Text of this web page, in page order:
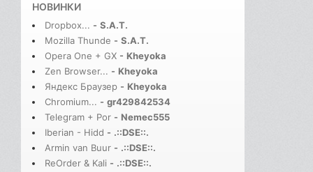
НОВИНКИ
Dropbox... - S.A.T.
Mozilla Thunde - S.A.T.
Opera One + GX - Kheyoka
Zen Browser... - Kheyoka
Яндекс Браузер - Kheyoka
Chromium... - gr429842534
Telegram + Por - Nemec555
Iberian - Hidd - .::DSE::.
Armin van Buur - .::DSE::.
ReOrder & Kali - .::DSE::.